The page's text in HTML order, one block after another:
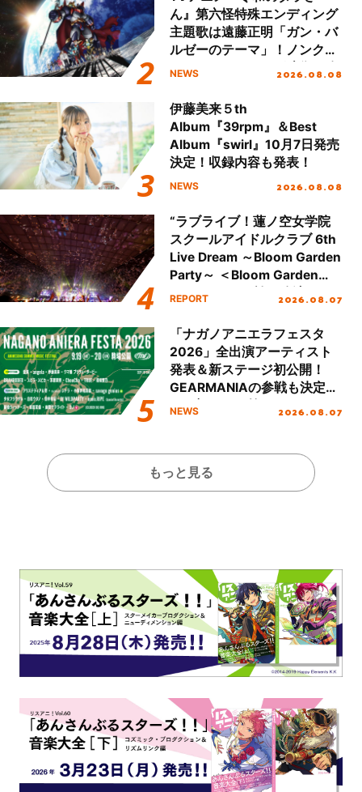
ん』第六怪特殊エンディング
主題歌は遠藤正明「ガン・バ
ルゼーのテーマ」！ノンクレ
ジットエンディング映像も公
NEWS 2026.08.08
伊藤美来５th
Album『39rpm』＆Best
Album『swirl』10月7日発売
決定！収録内容も発表！
NEWS 2026.08.08
“ラブライブ！蓮ノ空女学院
スクールアイドルクラブ 6th
Live Dream ～Bloom Garden
Party～ ＜Bloom Garden
Party Stage／埼玉公演＞”
REPORT 2026.08.07
「ナガノアニエラフェスタ
2026」全出演アーティスト
発表＆新ステージ初公開！
GEARMANIAの参戦も決定
し、初となる第3ステージの
NEWS 2026.08.07
もっと見る